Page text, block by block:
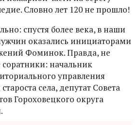
Словно лет 120 не прошло!
спустя более века, в наши
оказались инициаторами
Фоминок. Правда, не
соратники: начальник
управления
села, депутат Совета
Гороховецкого округа